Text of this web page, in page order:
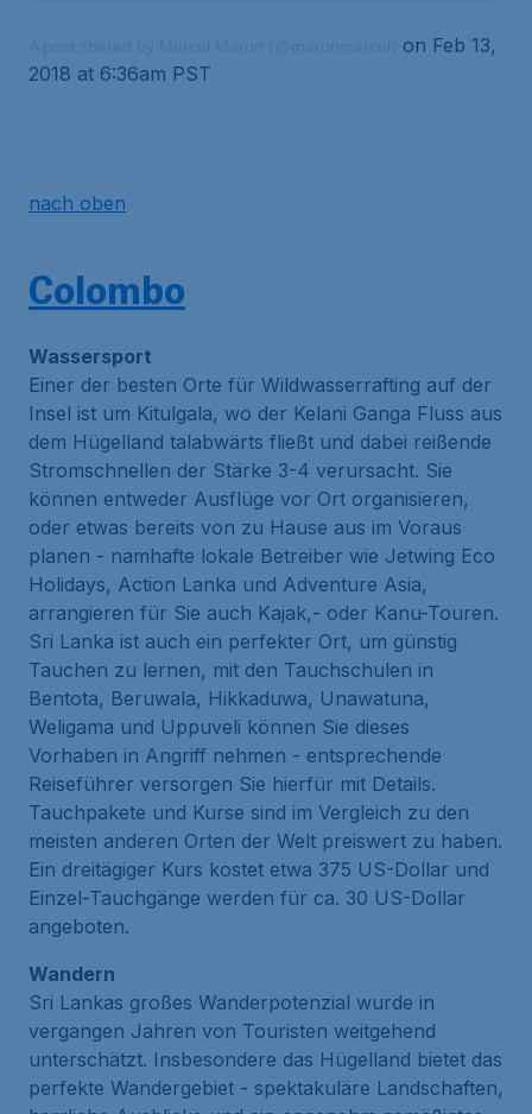
on Feb 13,
2018 at 6:36am PST
nach oben
Colombo
Wassersport
Einer der besten Orte für Wildwasserrafting auf der
Insel ist um Kitulgala, wo der Kelani Ganga Fluss aus
dem Hügelland talabwärts fließt und dabei reißende
Stromschnellen der Stärke 3-4 verursacht. Sie
können entweder Ausflüge vor Ort organisieren,
oder etwas bereits von zu Hause aus im Voraus
planen - namhafte lokale Betreiber wie Jetwing Eco
Holidays, Action Lanka und Adventure Asia,
arrangieren für Sie auch Kajak,- oder Kanu-Touren.
Sri Lanka ist auch ein perfekter Ort, um günstig
Tauchen zu lernen, mit den Tauchschulen in
Bentota, Beruwala, Hikkaduwa, Unawatuna,
Weligama und Uppuveli können Sie dieses
Vorhaben in Angriff nehmen - entsprechende
Reiseführer versorgen Sie hierfür mit Details.
Tauchpakete und Kurse sind im Vergleich zu den
meisten anderen Orten der Welt preiswert zu haben.
Ein dreitägiger Kurs kostet etwa 375 US-Dollar und
Einzel-Tauchgänge werden für ca. 30 US-Dollar
angeboten.
Wandern
Sri Lankas großes Wanderpotenzial wurde in
vergangen Jahren von Touristen weitgehend
unterschätzt. Insbesondere das Hügelland bietet das
perfekte Wandergebiet - spektakuläre Landschaften,